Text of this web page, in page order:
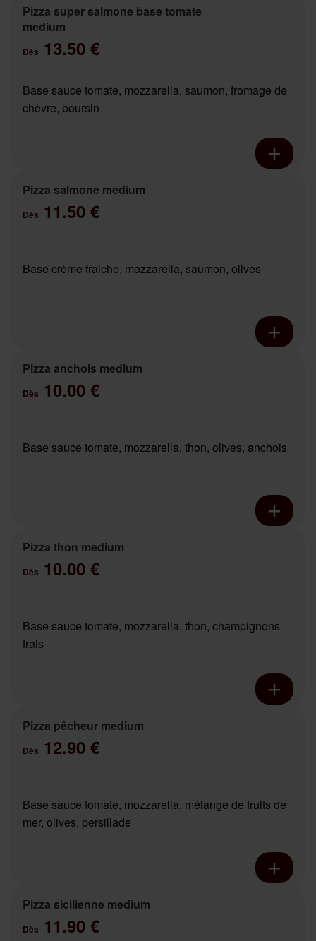
Pizza super salmone base tomate
medium
Dès 13.50 €
Base sauce tomate, mozzarella, saumon, fromage de
chèvre, boursin
Pizza salmone medium
Dès 11.50 €
Base crème fraiche, mozzarella, saumon, olives
Pizza anchois medium
Dès 10.00 €
Base sauce tomate, mozzarella, thon, olives, anchois
Pizza thon medium
Dès 10.00 €
Base sauce tomate, mozzarella, thon, champignons
frais
Pizza pêcheur medium
Dès 12.90 €
Base sauce tomate, mozzarella, mélange de fruits de
mer, olives, persillade
Pizza sicilienne medium
Dès 11.90 €